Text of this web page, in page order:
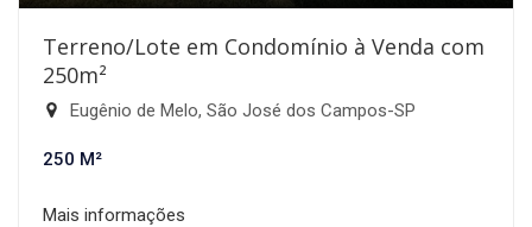
Terreno/Lote em Condomínio à Venda com
250m²
Eugênio de Melo, São José dos Campos-SP
250 M²
Mais informações